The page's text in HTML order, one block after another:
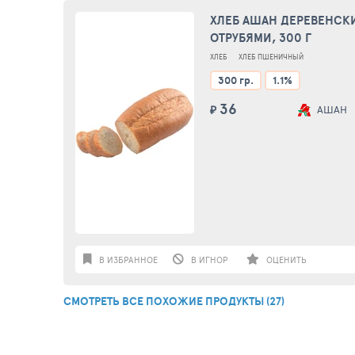
ХЛЕБ АШАН
ОТРУБЯМИ, 300 Г
ХЛЕБ ХЛЕБ ПШЕНИЧНЫЙ
300 гр. 1.1%
₽ 36 АШАН
В ИЗБРАННОЕ В ИГНОР ОЦЕНИТЬ
СМОТРЕТЬ ВСЕ ПОХОЖИЕ ПРОДУКТЫ (27)